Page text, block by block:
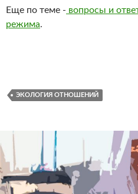
Еще по теме - вопросы и
режима.
ЭКОЛОГИЯ ОТНОШЕНИЙ